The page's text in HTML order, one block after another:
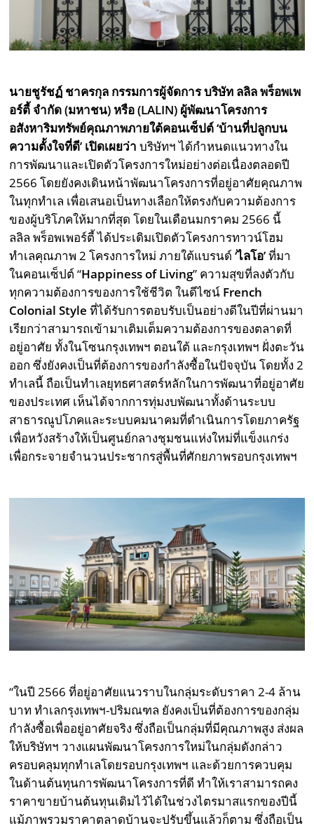
นายชูรัชฏ์ ชาครกุล กรรมการผู้จัดการ บริษัท ลลิล พร็อพเพ
อร์ตี้ จำกัด (มหาชน) หรือ (LALIN) ผู้พัฒนาโครงการ
อสังหาริมทรัพย์คุณภาพภายใต้คอนเซ็ปต์ ‘บ้านที่ปลูกบน
ความตั้งใจที่ดี’ เปิดเผยว่าบริษัทฯ ได้กำหนดแนวทางใน
การพัฒนาและเปิดตัวโครงการใหม่อย่างต่อเนื่องตลอดปี
2566 โดยยังคงเดินหน้าพัฒนาโครงการที่อยู่อาศัยคุณภาพ
ในทุกทำเล เพื่อเสนอเป็นทางเลือกให้ตรงกับความต้องการ
ของผู้บริโภคให้มากที่สุด โดยในเดือนมกราคม 2566 นี้
ลลิล พร็อพเพอร์ตี้ ได้ประเดิมเปิดตัวโครงการทาวน์โฮม
ทำเลคุณภาพ 2 โครงการใหม่ ภายใต้แบรนด์‘ไลโอ’ที่มา
ในคอนเซ็ปต์ “Happiness of Living” ความสุขที่ลงตัวกับ
ทุกความต้องการของการใช้ชีวิต ในดีไซน์ French
Colonial Styleที่ได้รับการตอบรับเป็นอย่างดีในปีที่ผ่านมา
เรียกว่าสามารถเข้ามาเติมเต็มความต้องการของตลาดที่
อยู่อาศัย ทั้งในโซนกรุงเทพฯ ตอนใต้ และกรุงเทพฯ ฝั่งตะวัน
ออก ซึ่งยังคงเป็นที่ต้องการของกำลังซื้อในปัจจุบัน โดยทั้ง 2
ทำเลนี้ ถือเป็นทำเลยุทธศาสตร์หลักในการพัฒนาที่อยู่อาศัย
ของประเทศ เห็นได้จากการทุ่มงบพัฒนาทั้งด้านระบบ
สาธารณูปโภคและระบบคมนาคมที่ดำเนินการโดยภาครัฐ
เพื่อหวังสร้างให้เป็นศูนย์กลางชุมชนแห่งใหม่ที่แข็งแกร่ง
เพื่อกระจายจำนวนประชากรสู่พื้นที่ศักยภาพรอบกรุงเทพฯ
“ในปี 2566 ที่อยู่อาศัยแนวราบในกลุ่มระดับราคา 2-4 ล้าน
บาท ทำเลกรุงเทพฯ-ปริมณฑล ยังคงเป็นที่ต้องการของกลุ่ม
กำลังซื้อเพื่ออยู่อาศัยจริง ซึ่งถือเป็นกลุ่มที่มีคุณภาพสูง ส่งผล
ให้บริษัทฯ วางแผนพัฒนาโครงการใหม่ในกลุ่มดังกล่าว
ครอบคลุมทุกทำเลโดยรอบกรุงเทพฯ และด้วยการควบคุม
ในด้านต้นทุนการพัฒนาโครงการที่ดี ทำให้เราสามารถคง
ราคาขายบ้านต้นทุนเดิมไว้ได้ในช่วงไตรมาสแรกของปีนี้
แม้ภาพรวมราคาตลาดบ้านจะปรับขึ้นแล้วก็ตาม ซึ่งถือเป็น